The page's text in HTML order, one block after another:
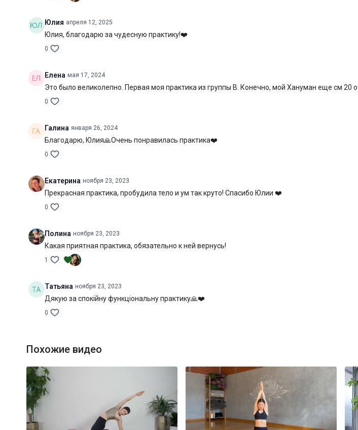
Юлия апреля 12, 2025
Юлия, благодарю за чудесную практику!❤️
0
Елена мая 17, 2024
Это было великолепно. Первая моя практика из группы В. Конечно, мой Хануман еще см
0
Галина января 26, 2024
Благодарю, Юлия🙏Очень понравилась практика❤️
0
Екатерина ноября 23, 2023
Прекрасная практика, пробудила тело и ум так круто! Спасибо Юлии ❤️
0
Полина ноября 23, 2023
Какая приятная практика, обязательно к ней вернусь!
1
Татьяна ноября 23, 2023
Дякую за спокійну функціональну практику🙏❤️
0
Похожие видео